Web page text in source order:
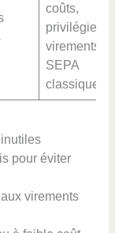
coûts,
privilégier
virements
SEPA
classiques
pour éviter
virements